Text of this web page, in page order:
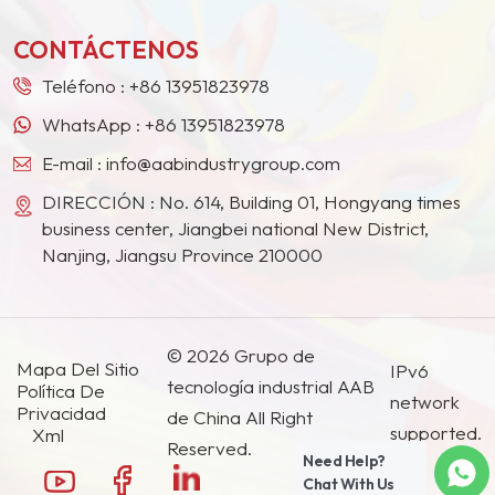
rendimiento y bajo coste.
CONTÁCTENOS
Teléfono : +86 13951823978
WhatsApp : +86 13951823978
E-mail : info@aabindustrygroup.com
DIRECCIÓN : No. 614, Building 01, Hongyang times
business center, Jiangbei national New District,
Nanjing, Jiangsu Province 210000
Mapa Del Sitio
Política De
Privacidad
Xml
© 2026 Grupo de
tecnología industrial AAB
de China All Right
Reserved.
IPv6
network
supported.
Need Help?
Chat With Us